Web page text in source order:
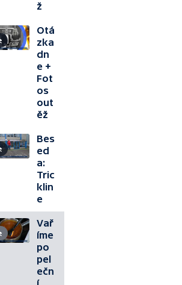
ž
Otá
zka
dn
e +
Fot
os
out
ěž
Bes
ed
a:
Tric
klin
e
Vař
íme
po
pel
ečn